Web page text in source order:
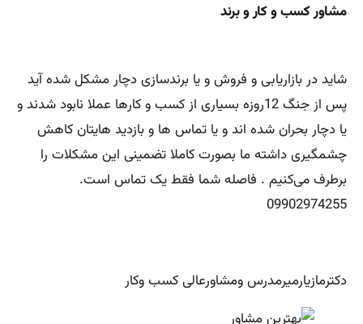
مشاور کسب و کار و برند
شاید در بازاریابی و فروش و یا برندسازی دچار مشکل شده آید
پس از جنگ 12روزه بسیاری از کسب و کارها عملا نابود شدند و
یا دچار بحران شده اند و یا تماس ها و بازدید هایتان کاهش
چشمگیری داشته ما بصورت کاملا تضمینی این مشکلات را
برطرف می‌کنیم . فاصله شما فقط یک تماس است.
دکترمازیارمیرمدرس ومشاورعالی کسب وکار